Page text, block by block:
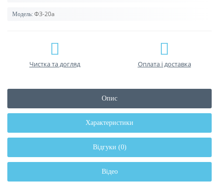
Модель: ФЗ-20а
Чистка та догляд Оплата і доставка
Опис
Характеристики
Відгуки (0)
Відео